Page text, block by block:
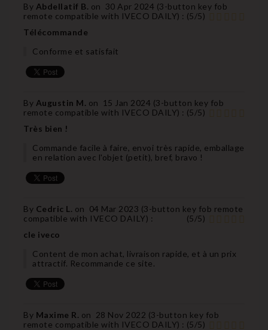
By Abdellatif B. on 30 Apr 2024 (3-button key fob
remote compatible with IVECO DAILY) : (5/5)
Télécommande
Conforme et satisfait
By Augustin M. on 15 Jan 2024 (3-button key fob
remote compatible with IVECO DAILY) : (5/5)
Très bien !
Commande facile à faire, envoi très rapide, emballage
en relation avec l'objet (petit), bref, bravo !
By Cedric L. on 04 Mar 2023 (3-button key fob remote
compatible with IVECO DAILY) : (5/5)
cle iveco
Content de mon achat, livraison rapide, et à un prix
attractif. Recommande ce site.
By Maxime R. on 28 Nov 2022 (3-button key fob
remote compatible with IVECO DAILY) : (5/5)